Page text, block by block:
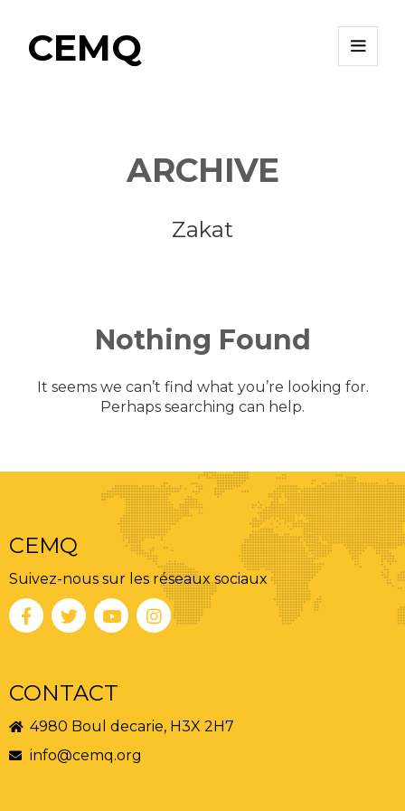
CEMQ
ARCHIVE
Zakat
Nothing Found
It seems we can’t find what you’re looking for.
Perhaps searching can help.
CEMQ
Suivez-nous sur les réseaux sociaux
CONTACT
4980 Boul decarie, H3X 2H7
info@cemq.org